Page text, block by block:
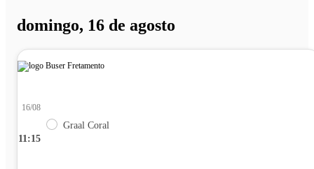
domingo, 16 de agosto
11:15
16/08
Graal Coral